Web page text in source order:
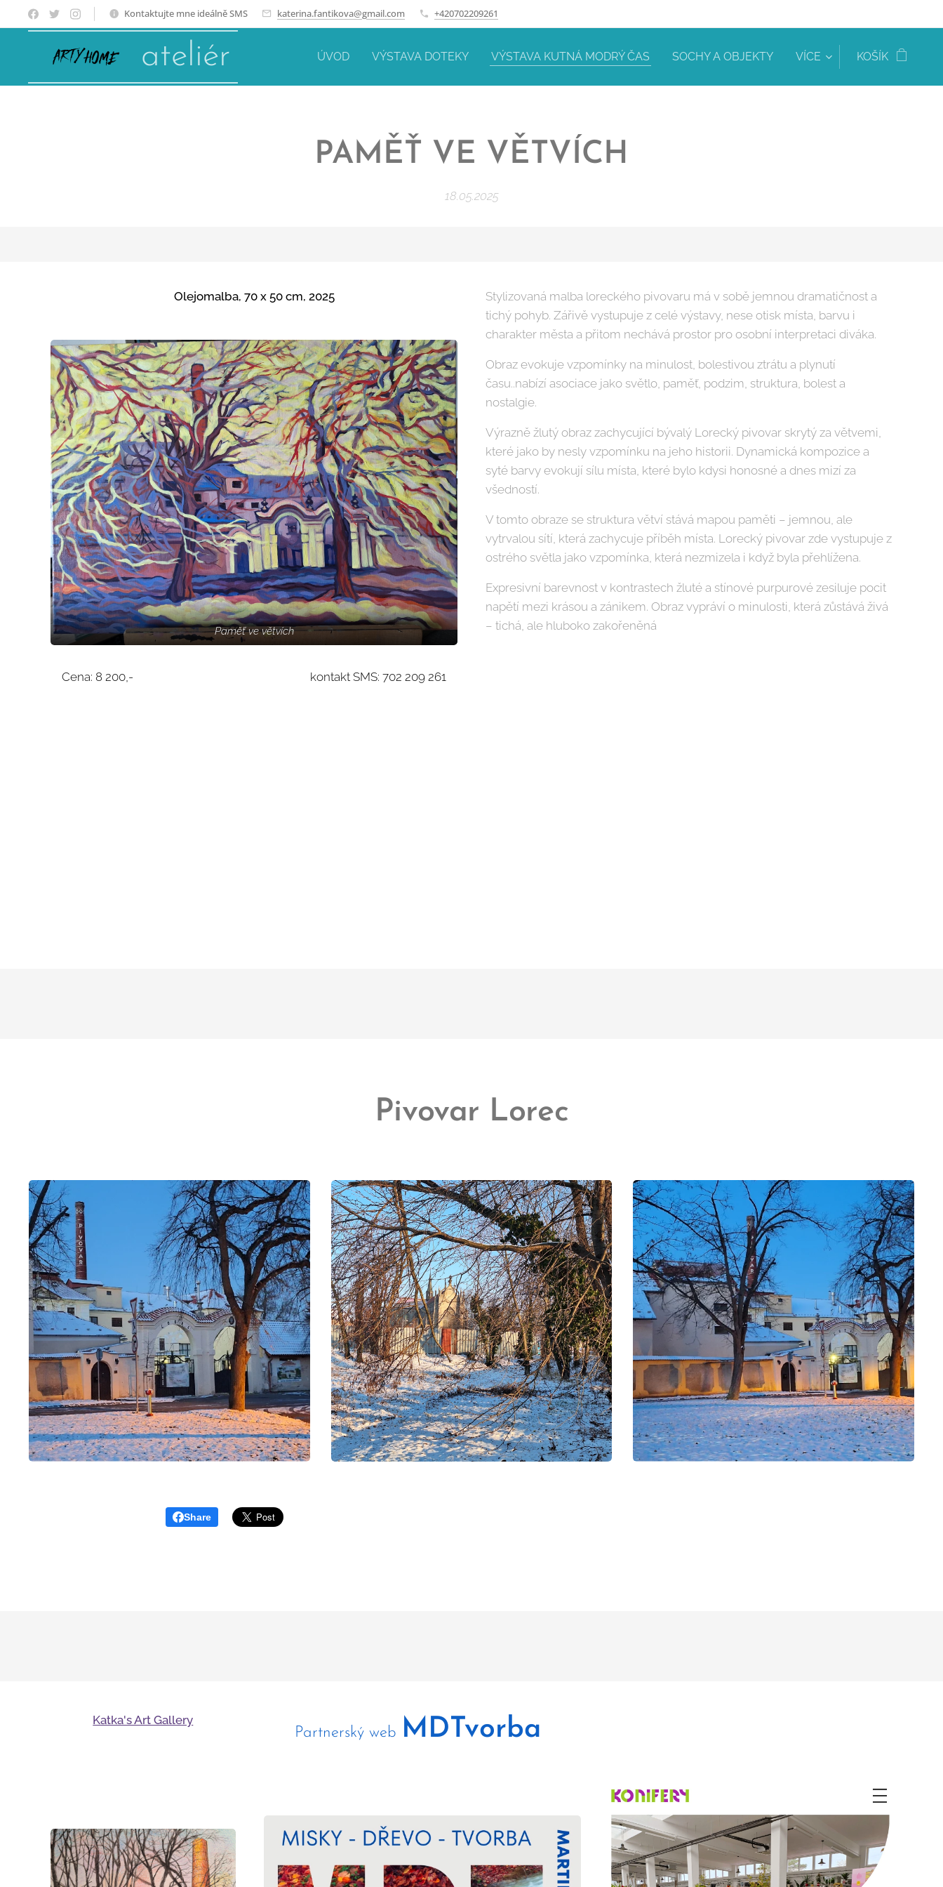
Kontaktujte mne ideálně SMS katerina.fantikova@gmail.com +420702209261
ateliér ÚVOD VÝSTAVA DOTEKY VÝSTAVA KUTNÁ MODRÝ ČAS SOCHY A OBJEKTY VÍCE KOŠÍK
PAMĚŤ VE VĚTVÍCH
18.05.2025
Olejomalba, 70 x 50 cm, 2025
Paměť ve větvích
Cena: 8 200,- kontakt SMS: 702 209 261
Stylizovaná malba loreckého pivovaru má v sobě jemnou dramatičnost a
tichý pohyb. Zářivě vystupuje z celé výstavy, nese otisk místa, barvu i
charakter města a přitom nechává prostor pro osobní interpretaci diváka.
Obraz evokuje vzpomínky na minulost, bolestivou ztrátu a plynutí
času..nabízí asociace jako světlo, paměť, podzim, struktura, bolest a
nostalgie.
Výrazně žlutý obraz zachycující bývalý Lorecký pivovar skrytý za větvemi,
které jako by nesly vzpomínku na jeho historii. Dynamická kompozice a
syté barvy evokují sílu místa, které bylo kdysi honosné a dnes mizí za
všedností.
V tomto obraze se struktura větví stává mapou paměti – jemnou, ale
vytrvalou sítí, která zachycuje příběh místa. Lorecký pivovar zde vystupuje z
ostrého světla jako vzpomínka, která nezmizela i když byla přehlížena.
Expresivní barevnost v kontrastech žluté a stínové purpurové zesiluje pocit
napětí mezi krásou a zánikem. Obraz vypráví o minulosti, která zůstává živá
– tichá, ale hluboko zakořeněná
Pivovar Lorec
Share
Katka's Art Gallery
Partnerský web MDTvorba